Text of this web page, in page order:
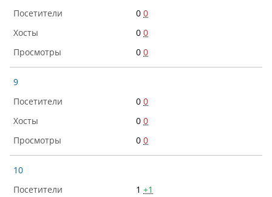
0 0
0 0
0 0
9
0 0
0 0
0 0
10
1 +1